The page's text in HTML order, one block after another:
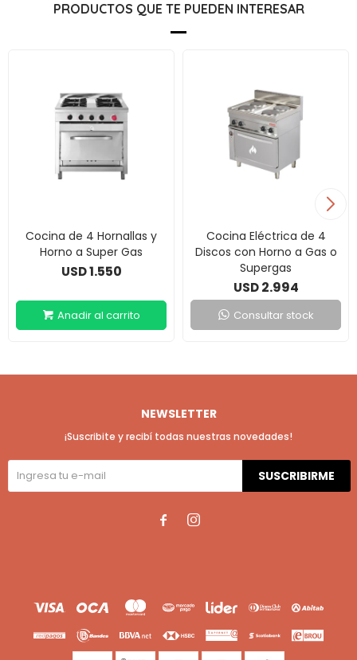
PRODUCTOS QUE TE PUEDEN INTERESAR
Cocina de 4 Hornallas y
Horno a Super Gas
USD1.550
Cocina Eléctrica de 4
Discos con Horno a Gas o
Supergas
USD 2.994
Consultar stock
NEWSLETTER
¡Suscribite y recibí todas nuestras novedades!
SUSCRIBIRME
 